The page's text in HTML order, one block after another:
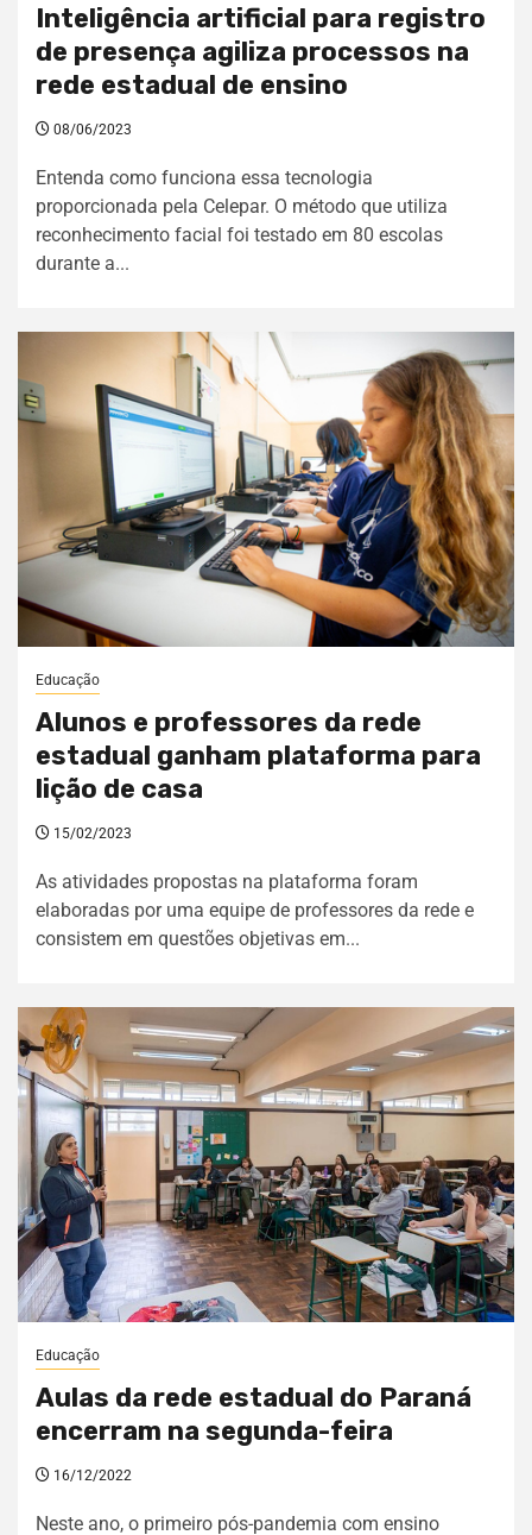
Inteligência artificial para registro
de presença agiliza processos na
rede estadual de ensino
08/06/2023
Entenda como funciona essa tecnologia
proporcionada pela Celepar. O método que utiliza
reconhecimento facial foi testado em 80 escolas
durante a...
Educação
Alunos e professores da rede
estadual ganham plataforma para
lição de casa
15/02/2023
As atividades propostas na plataforma foram
elaboradas por uma equipe de professores da rede e
consistem em questões objetivas em...
Educação
Aulas da rede estadual do Paraná
encerram na segunda-feira
16/12/2022
Neste ano, o primeiro pós-pandemia com ensino